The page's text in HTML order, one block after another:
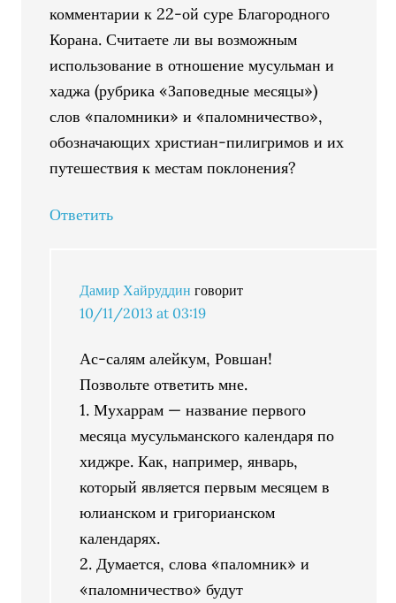
комментарии к 22-ой суре Благородного
Корана. Считаете ли вы возможным
использование в отношение мусульман и
хаджа (рубрика «Заповедные месяцы»)
слов «паломники» и «паломничество»,
обозначающих христиан-пилигримов и их
путешествия к местам поклонения?
Ответить
Дамир Хайруддин говорит
10/11/2013 at 03:19
Ас-салям алейкум, Ровшан!
Позвольте ответить мне.
1. Мухаррам — название первого
месяца мусульманского календаря по
хиджре. Как, например, январь,
который является первым месяцем в
юлианском и григорианском
календарях.
2. Думается, слова «паломник» и
«паломничество» будут